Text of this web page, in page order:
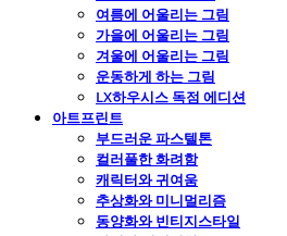
여름에 어울리는 그림
가을에 어울리는 그림
겨울에 어울리는 그림
운동하게 하는 그림
LX하우시스 독점 에디션
아트프린트
부드러운 파스텔톤
컬러풀한 화려함
캐릭터와 귀여움
추상화와 미니멀리즘
동양화와 빈티지스타일